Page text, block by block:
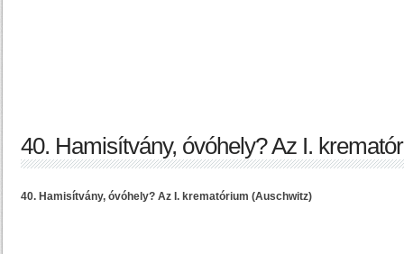
40. Hamisítvány, óvóhely? Az I.
40. Hamisítvány, óvóhely? Az I. krematórium (Auschwitz)